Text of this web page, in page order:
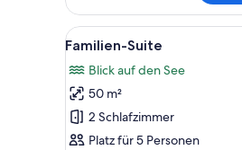
(incl.
175
Euro
Fee)
Alle
Fotos
für
Familien-
Suite
anzeigen
1
Familien-Suite
Blick auf den See
50 m²
2 Schlafzimmer
Platz für 5 Personen